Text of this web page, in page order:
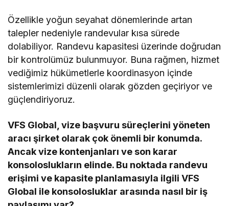
Özellikle yoğun seyahat dönemlerinde artan
talepler nedeniyle randevular kısa sürede
dolabiliyor. Randevu kapasitesi üzerinde doğrudan
bir kontrolümüz bulunmuyor. Buna rağmen, hizmet
vediğimiz hükümetlerle koordinasyon içinde
sistemlerimizi düzenli olarak gözden geçiriyor ve
güçlendiriyoruz.
VFS Global, vize başvuru süreçlerini yöneten
aracı şirket olarak çok önemli bir konumda.
Ancak vize kontenjanları ve son karar
konsoloslukların elinde. Bu noktada randevu
erişimi ve kapasite planlamasıyla ilgili VFS
Global ile konsolosluklar arasında nasıl bir iş